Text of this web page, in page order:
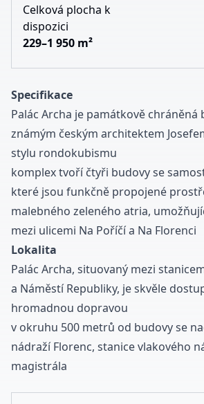
Celková plocha k
dispozici
229–1 950 m²
Specifikace
Palác Archa je památkově chráněná
známým českým architektem
stylu rondokubismu
komplex tvoří čtyři budovy se
které jsou funkčně propojené
malebného zeleného atria,
mezi ulicemi Na Poříčí a Na Florenci
Lokalita
Palác Archa, situovaný mezi
a Náměstí Republiky, je skvěle
hromadnou dopravou
v okruhu 500 metrů od budovy se
nádraží Florenc, stanice vlakového
magistrála